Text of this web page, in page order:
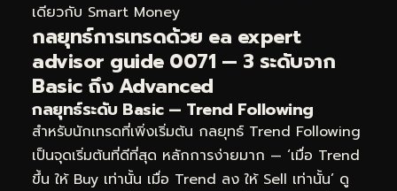
เดียวกับ Smart Money
กลยุทธ์การเทรดด้วย ea expert
advisor guide 0071 — 3 ระดับจาก
Basic ถึง Advanced
กลยุทธ์ระดับ Basic — Trend Following
สำหรับนักเทรดที่เพิ่งเริ่มต้น กลยุทธ์ Trend Following
เป็นจุดเริ่มต้นที่ดีที่สุด หลักการง่ายมาก — ‘เมื่อ Trend
ขึ้น ให้ Buy เท่านั้น เมื่อ Trend ลง ให้ Sell เท่านั้น’ ดู